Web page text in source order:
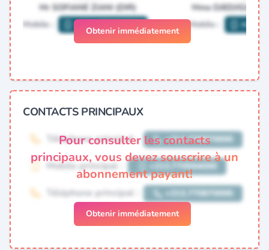
Obtenir immédiatement
CONTACTS PRINCIPAUX
Pour consulter les contacts
principaux, vous devez souscrire à un
abonnement payant!
Obtenir immédiatement